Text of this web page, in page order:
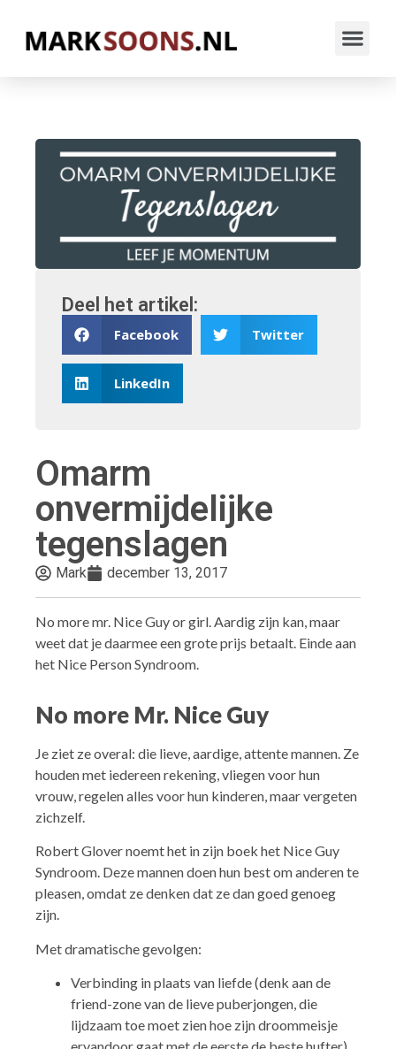
Deel het artikel:
Facebook Twitter
LinkedIn
Omarm
onvermijdelijke
tegenslagen
Mark december 13, 2017
No more mr. Nice Guy or girl. Aardig zijn kan, maar
weet dat je daarmee een grote prijs betaalt. Einde aan
het Nice Person Syndroom.
No more Mr. Nice Guy
Je ziet ze overal: die lieve, aardige, attente mannen. Ze
houden met iedereen rekening, vliegen voor hun
vrouw, regelen alles voor hun kinderen, maar vergeten
zichzelf.
Robert Glover noemt het in zijn boek het Nice Guy
Syndroom. Deze mannen doen hun best om anderen te
pleasen, omdat ze denken dat ze dan goed genoeg
zijn.
Met dramatische gevolgen:
Verbinding in plaats van liefde (denk aan de
friend-zone van de lieve puberjongen, die
lijdzaam toe moet zien hoe zijn droommeisje